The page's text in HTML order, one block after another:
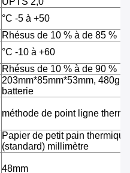
°C -5 à +50
Rhésus de 10 % à de 85 %
°C -10 à +60
Rhésus de 10 % à de 90 %
203mm*85mm*53mm, 480g
batterie
méthode de point ligne
Papier de petit pain
(standard) millimètre
48mm